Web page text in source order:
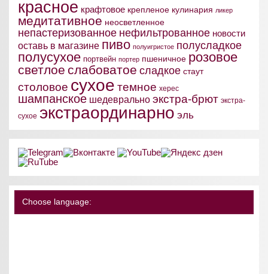
красное крафтовое крепленое кулинария ликер
медитативное неосветленное
непастеризованное нефильтрованное новости
оставь в магазине пиво полуигристое полусладкое
полусухое портвейн портер пшеничное розовое
светлое слабоватое сладкое стаут
столовое сухое темное херес
шампанское шедеврально экстра-брют экстра-
сухое экстраординарно эль
Choose language: